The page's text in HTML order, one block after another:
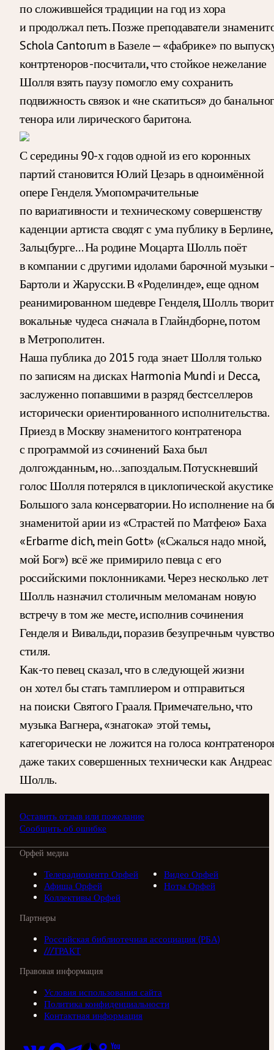
по сложившейся традиции на год из хора
и продолжал петь. Позже преподаватели
Schola Cantorum в Базеле — «фабрике» по
контртеноров -посчитали, что стойкое нежелание
Шолля взять паузу помогло ему сохранить
подвижность связок и «не скатиться» до
тенора или лирического баритона.
С середины 90-х годов одной из его коронных
партий становится Юлий Цезарь в одноимённой
опере Генделя. Умопомрачительные
по вариативности и техническому совершенству
каденции артиста сводят с ума публику в Берлине,
Зальцбурге… На родине Моцарта Шолль поёт
в компании с другими идолами барочной музыки
Бартоли и Жарусски. В «Роделинде», еще одном
реанимированном шедевре Генделя, Шолль творит
вокальные чудеса сначала в Глайндборне, потом
в Метрополитен.
Наша публика до 2015 года знает Шолля только
по записям на дисках Harmonia Mundi и Decca,
заслуженно попавшими в разряд бестселлеров
исторически ориентированного исполнительства.
Приезд в Москву знаменитого контратенора
с программой из сочинений Баха был
долгожданным, но…запоздалым. Потускневший
голос Шолля потерялся в циклопической акустике
Большого зала консерватории. Но исполнение на
знаменитой арии из «Страстей по Матфею» Баха
«Erbarme dich, mein Gott» («Сжалься надо мной,
мой Бог») всё же примирило певца с его
российскими поклонниками. Через несколько лет
Шолль назначил столичным меломанам новую
встречу в том же месте, исполнив сочинения
Генделя и Вивальди, поразив безупречным
стиля.
Как-то певец сказал, что в следующей жизни
он хотел бы стать тамплиером и отправиться
на поиски Святого Грааля. Примечательно, что
музыка Вагнера, «знатока» этой темы,
категорически не ложится на голоса
даже таких совершенных технически как Андреас
Шолль.
Оставить отзыв или пожелание
Сообщить об ошибке
Орфей медиа
Телерадиоцентр Орфей
Видео Орфей
Афиша Орфей
Ноты Орфей
Коллективы Орфей
Партнеры
Российская библиотечная ассоциация (РБА)
///ТРАКТ
Правовая информация
Условия использования сайта
Политика конфиденциальности
Контактная информация